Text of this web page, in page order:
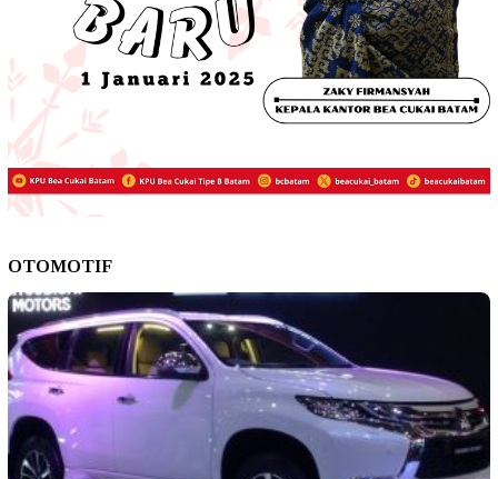
OTOMOTIF